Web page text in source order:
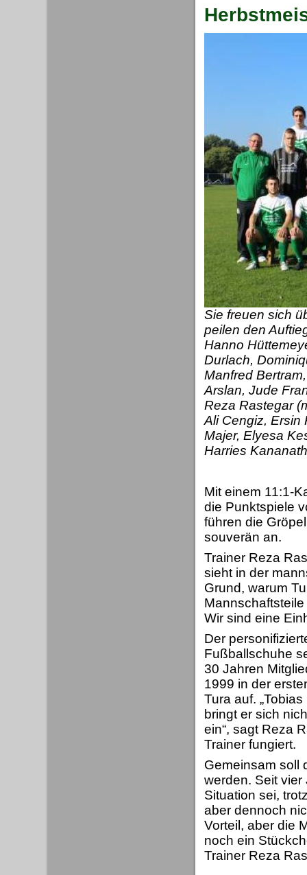
Sie freuen sich
peilen den
Hanno
Durlach,
Manfred
Arslan, Jude
Reza Rastegar
Ali Cengiz, Ersin
Majer, Elyesa
Harries
Mit einem 11:1-
die Punktspiele
führen die
souverän an.
Trainer Reza
sieht in der
Grund, warum
Wir sind eine
Der
Fußballschuhe
30 Jahren
1999 in der
Tura auf.
bringt er sich
ein“, sagt Reza
Trainer fungiert.
Gemeinsam soll
werden. Seit
Situation sei,
aber dennoch
Vorteil, aber die
noch ein
Trainer Reza